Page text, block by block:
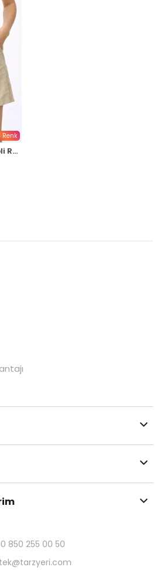
Renk
Kadın Keten Kumaş Cepli Rahat Kesim Bel Lastikli Şort - Bej
850 255 00 50